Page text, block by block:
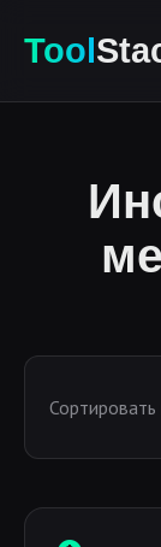
Tool
Сортировать